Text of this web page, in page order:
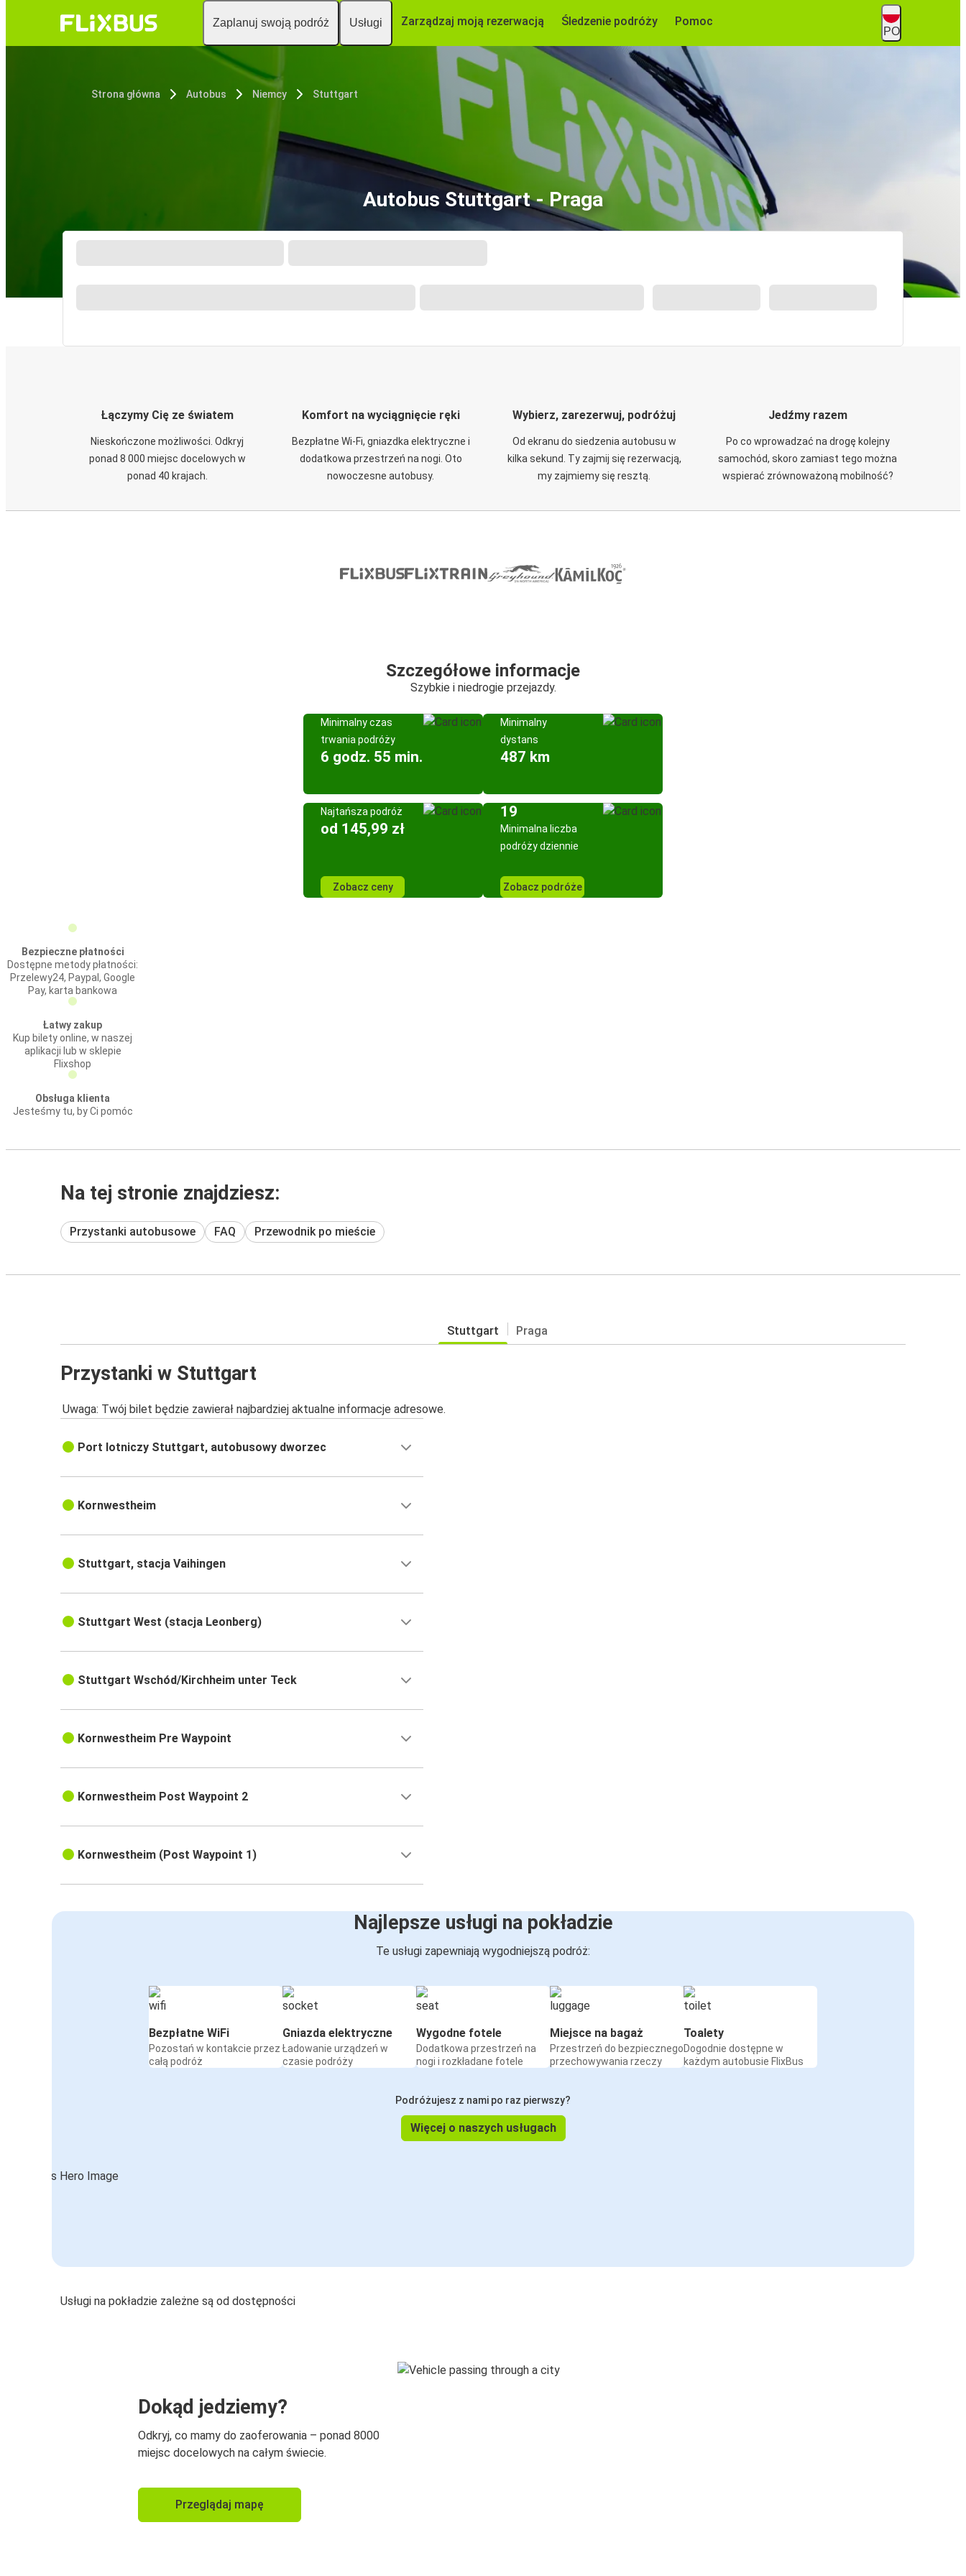
Zaplanuj swoją podróż Usługi Zarządzaj moją rezerwacją Śledzenie podróży Pomoc
PO
Strona główna Autobus Niemcy Stuttgart
Autobus Stuttgart - Praga
Łączymy Cię ze światem
Nieskończone możliwości. Odkryj
ponad 8 000 miejsc docelowych w
ponad 40 krajach.
Komfort na wyciągnięcie ręki
Bezpłatne Wi-Fi, gniazdka elektryczne i
dodatkowa przestrzeń na nogi. Oto
nowoczesne autobusy.
Wybierz, zarezerwuj, podróżuj
Od ekranu do siedzenia autobusu w
kilka sekund. Ty zajmij się rezerwacją,
my zajmiemy się resztą.
Jedźmy razem
Po co wprowadzać na drogę kolejny
samochód, skoro zamiast tego można
wspierać zrównoważoną mobilność?
Szczegółowe informacje
Szybkie i niedrogie przejazdy.
Minimalny czas
trwania podróży
6 godz. 55 min.
Minimalny
dystans
487 km
Najtańsza podróż
od 145,99 zł
Zobacz ceny
19
Minimalna liczba
podróży dziennie
Zobacz podróże
Bezpieczne płatności
Dostępne metody płatności:
Przelewy24, Paypal, Google
Pay, karta bankowa
Łatwy zakup
Kup bilety online, w naszej
aplikacji lub w sklepie
Flixshop
Obsługa klienta
Jesteśmy tu, by Ci pomóc
Na tej stronie znajdziesz:
Przystanki autobusowe FAQ Przewodnik po mieście
Stuttgart Praga
Przystanki w Stuttgart
Uwaga: Twój bilet będzie zawierał najbardziej aktualne informacje adresowe.
Port lotniczy Stuttgart, autobusowy dworzec
Kornwestheim
Stuttgart, stacja Vaihingen
Stuttgart West (stacja Leonberg)
Stuttgart Wschód/Kirchheim unter Teck
Kornwestheim Pre Waypoint
Kornwestheim Post Waypoint 2
Kornwestheim (Post Waypoint 1)
Najlepsze usługi na pokładzie
Te usługi zapewniają wygodniejszą podróż:
Bezpłatne WiFi
Pozostań w kontakcie przez
całą podróż
Gniazda elektryczne
Ładowanie urządzeń w
czasie podróży
Wygodne fotele
Dodatkowa przestrzeń na
nogi i rozkładane fotele
Miejsce na bagaż
Przestrzeń do bezpiecznego
przechowywania rzeczy
Toalety
Dogodnie dostępne w
każdym autobusie FlixBus
Podróżujesz z nami po raz pierwszy?
Więcej o naszych usługach
Usługi na pokładzie zależne są od dostępności
Dokąd jedziemy?
Odkryj, co mamy do zaoferowania – ponad 8000
miejsc docelowych na całym świecie.
Przeglądaj mapę